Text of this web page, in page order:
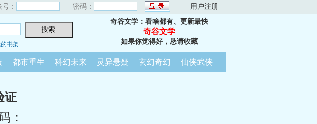
号： 密码： 用户注册
书架
奇谷文学：看啥都有、更新最快
奇谷文学
如果你觉得好，恳请收藏
都市重生 科幻未来 灵异悬疑 玄幻奇幻 仙侠武侠
证
：